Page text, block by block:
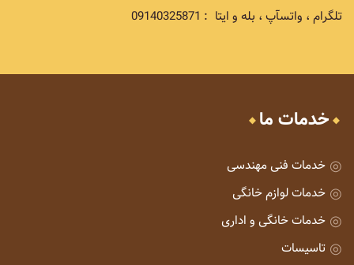
تلگرام ، واتسآپ ، بله و ایتا : 09140325871
خدمات ما
خدمات فنی مهندسی
خدمات لوازم خانگی
خدمات خانگی و اداری
تاسیسات